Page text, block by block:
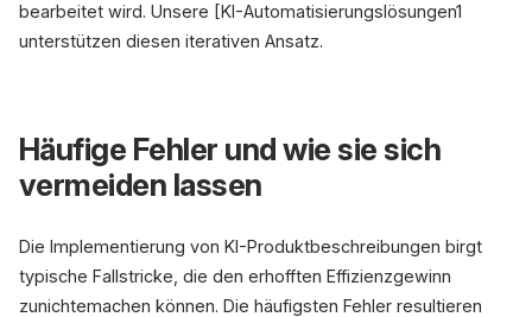
bearbeitet wird. Unsere [KI-Automatisierungslösungen1
unterstützen diesen iterativen Ansatz.
Häufige Fehler und wie sie sich
vermeiden lassen
Die Implementierung von KI-Produktbeschreibungen birgt
typische Fallstricke, die den erhofften Effizienzgewinn
zunichtemachen können. Die häufigsten Fehler resultieren